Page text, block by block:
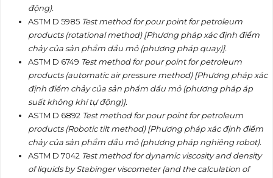
động).
ASTM D 5985 Test method for pour point for petroleum
products (rotational method) [Phương pháp xác định điểm
chảy của sản phẩm dầu mỏ (phương pháp quay)].
ASTM D 6749 Test method for pour point for petroleum
products (automatic air pressure method) [Phương pháp xác
định điểm chảy của sản phẩm dầu mỏ (phương pháp áp
suất không khí tự động)].
ASTM D 6892 Test method for pour point for petroleum
products (Robotic tilt method) [Phương pháp xác định điểm
chảy của sản phẩm dầu mỏ (phương pháp nghiêng robot).
ASTM D 7042 Test method for dynamic viscosity and density
of liquids byStabinger viscometer (and the calculation of